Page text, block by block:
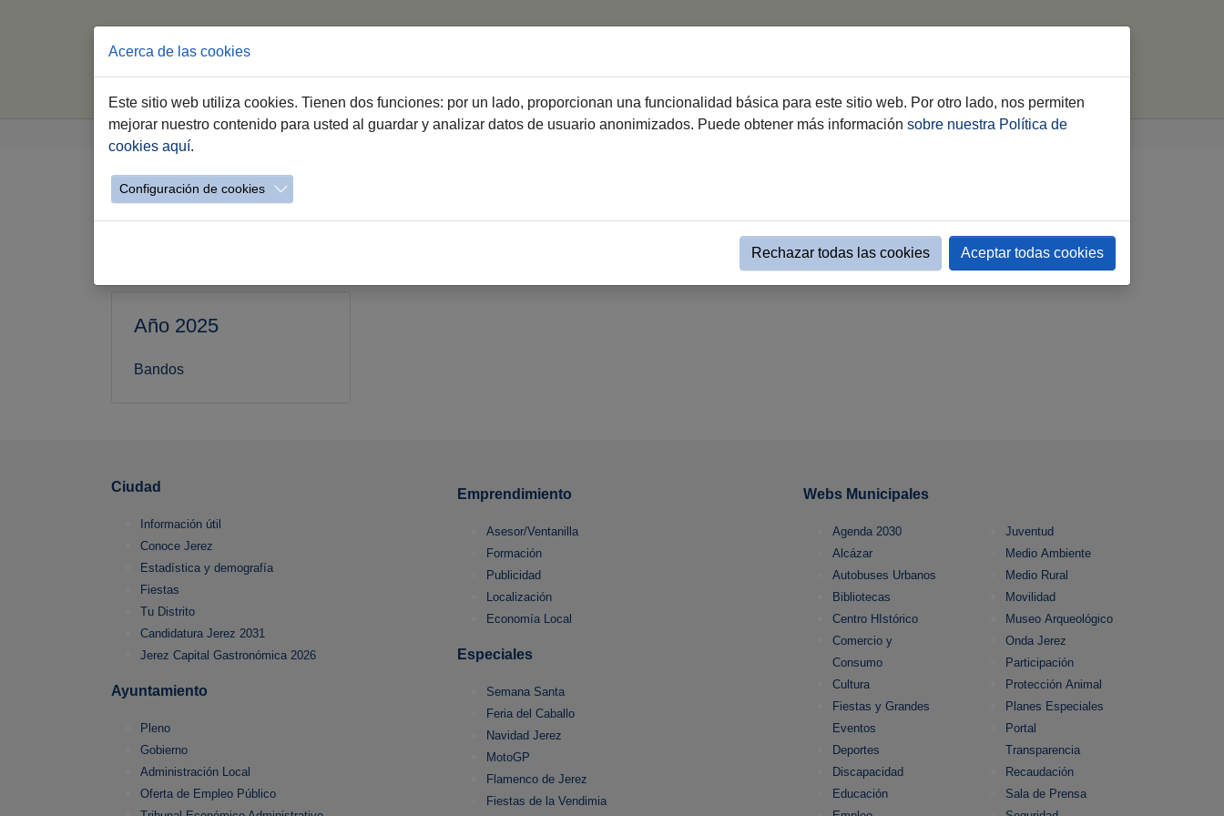
Jerez.es Webs Municipales Urbanismo Info Pública Bandos
Bandos
Año 2025
Bandos
Ciudad
Información útil
Conoce Jerez
Estadística y demografía
Fiestas
Tu Distrito
Candidatura Jerez 2031
Jerez Capital Gastronómica 2026
Ayuntamiento
Pleno
Gobierno
Administración Local
Oferta de Empleo Público
Emprendimiento
Asesor/Ventanilla
Formación
Publicidad
Localización
Economía Local
Especiales
Semana Santa
Feria del Caballo
Navidad Jerez
MotoGP
Flamenco de Jerez
Fiestas de la Vendimia
Webs Municipales
Agenda 2030
Alcázar
Autobuses Urbanos
Bibliotecas
Centro HIstórico
Comercio y
Consumo
Cultura
Fiestas y Grandes
Eventos
Deportes
Discapacidad
Educación
Juventud
Medio Ambiente
Medio Rural
Movilidad
Museo Arqueológico
Onda Jerez
Participación
Protección Animal
Planes Especiales
Portal
Transparencia
Recaudación
Sala de Prensa
Acerca de las cookies
Este sitio web utiliza cookies. Tienen dos funciones: por un lado, proporcionan una funcionalidad básica para este sitio web. Por otro lado, nos permiten
mejorar nuestro contenido para usted al guardar y analizar datos de usuario anonimizados. Puede obtener más información sobre nuestra Política de
cookies aquí.
Configuración de cookies
Rechazar todas las cookies Aceptar todas cookies